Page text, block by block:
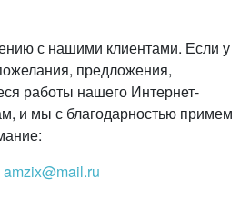
с нашими клиентами. Если у
предложения,
работы нашего Интернет-
и мы с благодарностью примем
amzix@mail.ru